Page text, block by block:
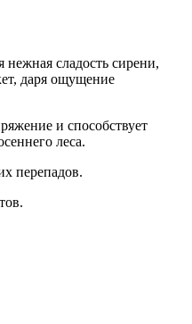
сладость сирени,
даря ощущение
и способствует
леса.
перепадов.